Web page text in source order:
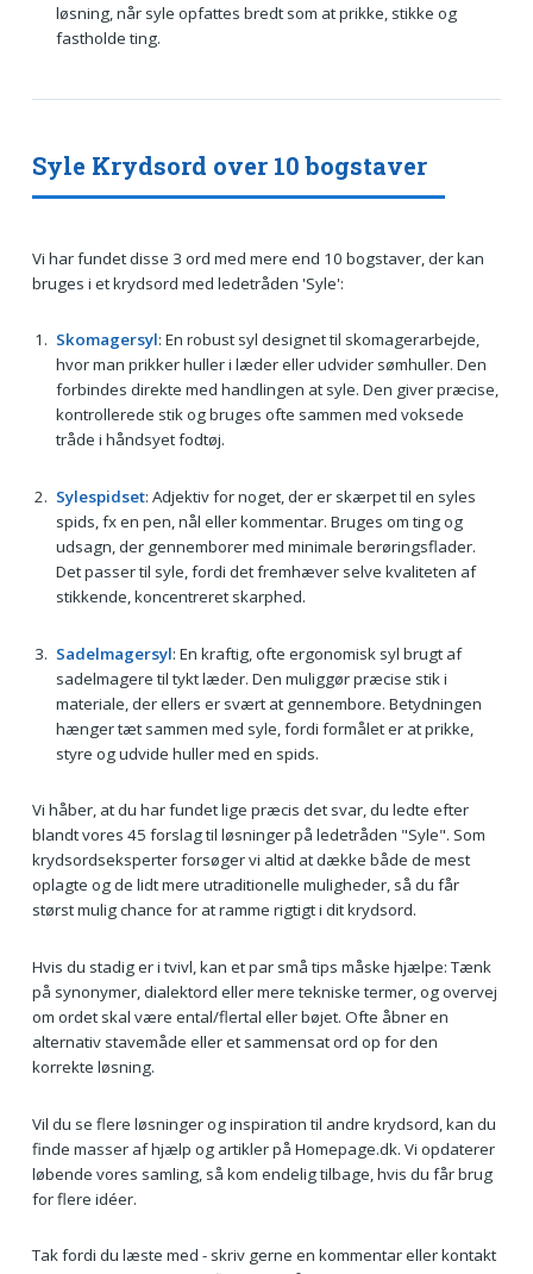
løsning, når syle opfattes bredt som at prikke, stikke og
fastholde ting.
Syle Krydsord over 10 bogstaver
Vi har fundet disse 3 ord med mere end 10 bogstaver, der kan
bruges i et krydsord med ledetråden 'Syle':
Skomagersyl: En robust syl designet til skomagerarbejde,
hvor man prikker huller i læder eller udvider sømhuller. Den
forbindes direkte med handlingen at syle. Den giver præcise,
kontrollerede stik og bruges ofte sammen med voksede
tråde i håndsyet fodtøj.
Sylespidset: Adjektiv for noget, der er skærpet til en syles
spids, fx en pen, nål eller kommentar. Bruges om ting og
udsagn, der gennemborer med minimale berøringsflader.
Det passer til syle, fordi det fremhæver selve kvaliteten af
stikkende, koncentreret skarphed.
Sadelmagersyl: En kraftig, ofte ergonomisk syl brugt af
sadelmagere til tykt læder. Den muliggør præcise stik i
materiale, der ellers er svært at gennembore. Betydningen
hænger tæt sammen med syle, fordi formålet er at prikke,
styre og udvide huller med en spids.
Vi håber, at du har fundet lige præcis det svar, du ledte efter
blandt vores 45 forslag til løsninger på ledetråden "Syle". Som
krydsordseksperter forsøger vi altid at dække både de mest
oplagte og de lidt mere utraditionelle muligheder, så du får
størst mulig chance for at ramme rigtigt i dit krydsord.
Hvis du stadig er i tvivl, kan et par små tips måske hjælpe: Tænk
på synonymer, dialektord eller mere tekniske termer, og overvej
om ordet skal være ental/flertal eller bøjet. Ofte åbner en
alternativ stavemåde eller et sammensat ord op for den
korrekte løsning.
Vil du se flere løsninger og inspiration til andre krydsord, kan du
finde masser af hjælp og artikler på Homepage.dk. Vi opdaterer
løbende vores samling, så kom endelig tilbage, hvis du får brug
for flere idéer.
Tak fordi du læste med - skriv gerne en kommentar eller kontakt